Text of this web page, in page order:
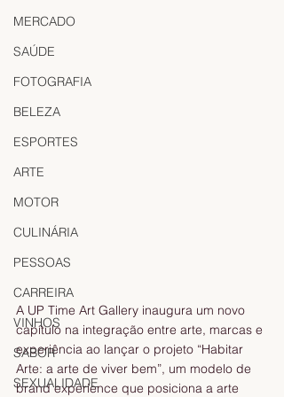
MERCADO
SAÚDE
FOTOGRAFIA
BELEZA
ESPORTES
ARTE
MOTOR
CULINÁRIA
PESSOAS
CARREIRA
VINHOS
SABOR
SEXUALIDADE
A UP Time Art Gallery inaugura um novo
capítulo na integração entre arte, marcas e
experiência ao lançar o projeto “Habitar
Arte: a arte de viver bem”, um modelo de
brand experience que posiciona a arte